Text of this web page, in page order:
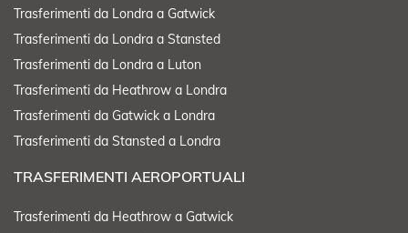
Trasferimenti da Londra a Gatwick
Trasferimenti da Londra a Stansted
Trasferimenti da Londra a Luton
Trasferimenti da Heathrow a Londra
Trasferimenti da Gatwick a Londra
Trasferimenti da Stansted a Londra
TRASFERIMENTI AEROPORTUALI
Trasferimenti da Heathrow a Gatwick